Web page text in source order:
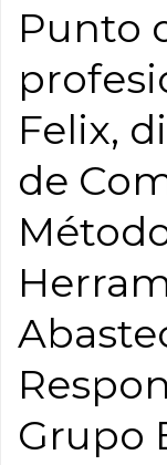
Punto
Felix,
de
Grupo